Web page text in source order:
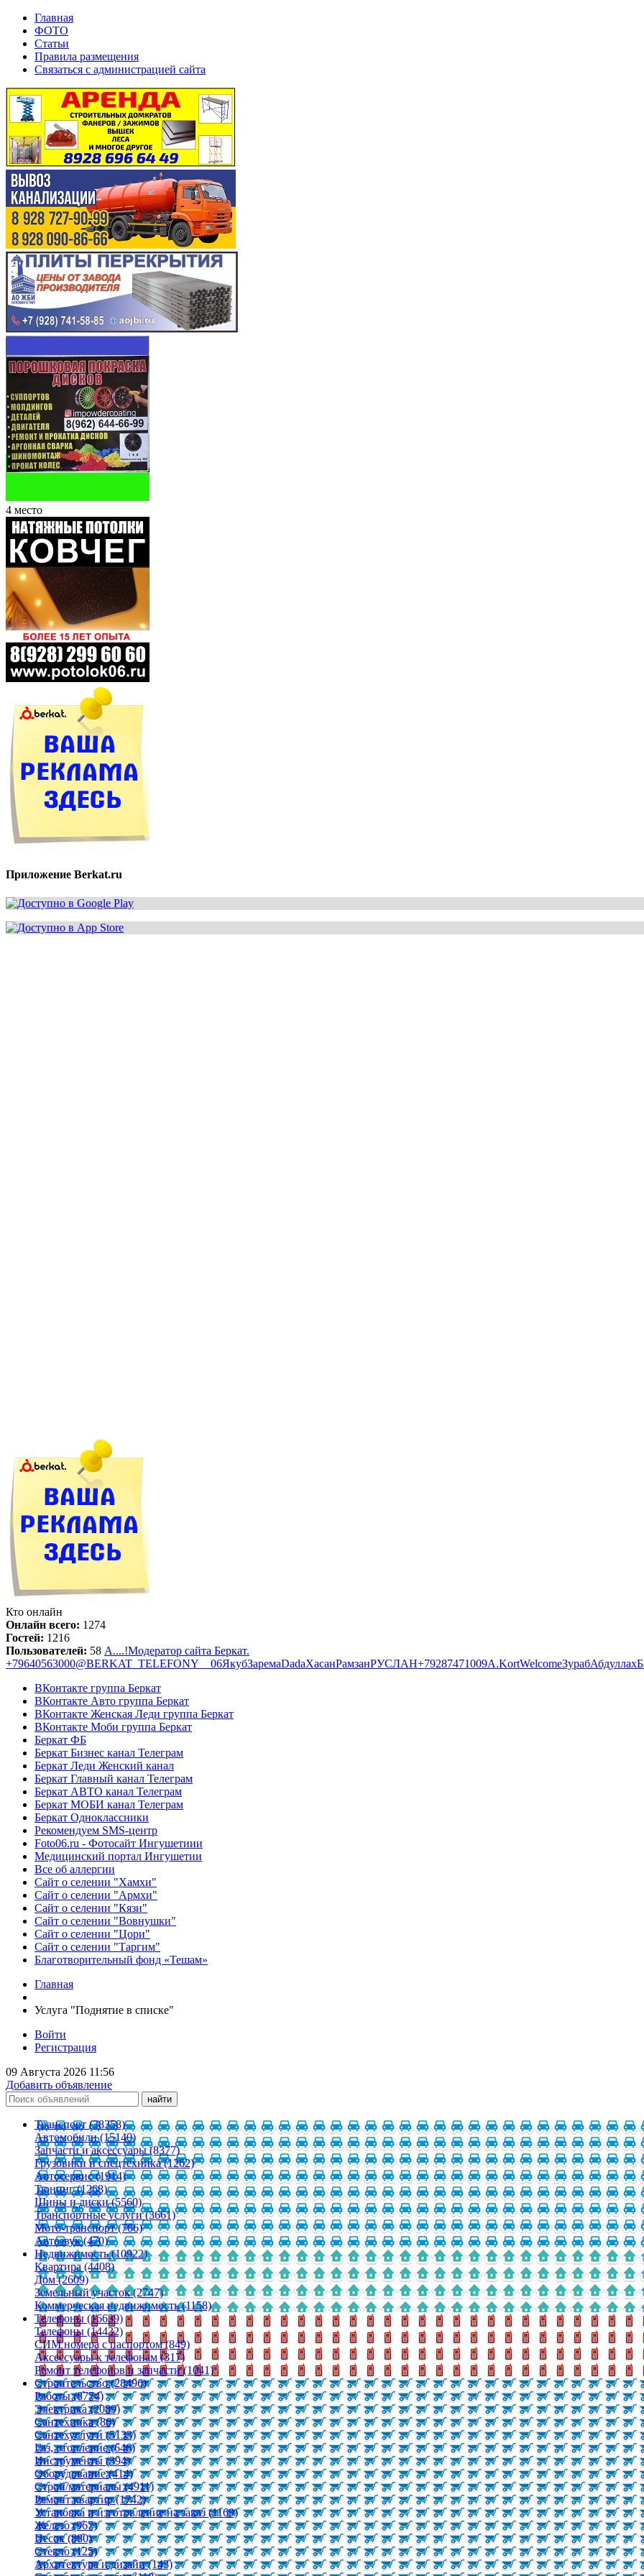
Главная
ФОТО
Статьи
Правила размещения
Связаться с администрацией сайта
4 место
Приложение Berkat.ru
Кто онлайн
Онлайн всего: 1274
Гостей: 1216
Пользователей: 58 А....!Модератор сайта Беркат.
+79640563000@BERKAT_TELEFONY__06ЯкубЗаремаDadaХасанРамзанРУСЛАН+79287471009А.KortWelcomeЗурабАбдуллах
ВКонтакте группа Беркат
ВКонтакте Авто группа Беркат
ВКонтакте Женская Леди группа Беркат
ВКонтакте Моби группа Беркат
Беркат ФБ
Беркат Бизнес канал Телеграм
Беркат Леди Женский канал
Беркат Главный канал Телеграм
Беркат АВТО канал Телеграм
Беркат МОБИ канал Телеграм
Беркат Одноклассники
Рекомендуем SMS-центр
Foto06.ru - Фотосайт Ингушетиии
Медицинский портал Ингушетии
Все об аллергии
Сайт о селении "Хамхи"
Сайт о селении "Армхи"
Сайт о селении "Кязи"
Сайт о селении "Вовнушки"
Сайт о селении "Цори"
Сайт о селении "Таргим"
Благотворительный фонд «Тешам»
Главная
Услуга "Поднятие в списке"
Войти
Регистрация
09 Августа 2026 11:56
Добавить объявление
Транспорт (38358)
Автомобили (15140)
Запчасти и аксессуары (8377)
Грузовики и спецтехника (1262)
Автосервис (1914)
Тюнинг (1268)
Шины и диски (5560)
Транспортные услуги (3661)
Мото-транспорт (706)
Автозвук (470)
Недвижимость (10922)
Квартира (4408)
Дом (2609)
Земельный участок (2747)
Коммерческая недвижимость (1158)
Телефоны (16639)
Телефоны (14432)
СИМ номера с паспортом (849)
Аксессуары к телефонам (317)
Ремонт телефонов и запчасти (1041)
Строительство (28496)
Работы (8774)
Электрика (2089)
Сантехника (86)
Сантехуслуги (5133)
Газ, отопление (646)
Инструменты (394)
Оборудование (414)
Строй/материалы (4911)
Ремонт квартир (1742)
Установка и изготовление на заказ (1169)
Железо (967)
Песок (880)
Стекло (125)
Архитектура и дизайн (143)